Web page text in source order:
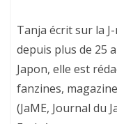
Tanja écrit sur la
depuis plus de 25
Japon, elle est
fanzines,
(JaME, Journal du